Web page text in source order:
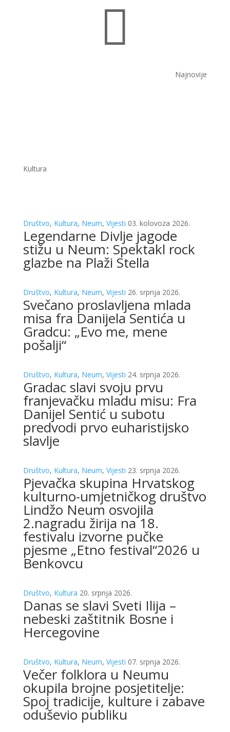

Najnovije
Kultura
Društvo, Kultura, Neum, Vijesti 03. kolovoza 2026.
Legendarne Divlje jagode
stižu u Neum: Spektakl rock
glazbe na Plaži Stella
Društvo, Kultura, Neum, Vijesti 26. srpnja 2026.
Svečano proslavljena mlada
misa fra Danijela Sentića u
Gradcu: „Evo me, mene
pošalji“
Društvo, Kultura, Neum, Vijesti 24. srpnja 2026.
Gradac slavi svoju prvu
franjevačku mladu misu: Fra
Danijel Sentić u subotu
predvodi prvo euharistijsko
slavlje
Društvo, Kultura, Neum, Vijesti 23. srpnja 2026.
Pjevačka skupina Hrvatskog
kulturno-umjetničkog društvo
Lindžo Neum osvojila
2.nagradu žirija na 18.
festivalu izvorne pučke
pjesme „Etno festival“2026 u
Benkovcu
Društvo, Kultura 20. srpnja 2026.
Danas se slavi Sveti Ilija –
nebeski zaštitnik Bosne i
Hercegovine
Društvo, Kultura, Neum, Vijesti 07. srpnja 2026.
Večer folklora u Neumu
okupila brojne posjetitelje:
Spoj tradicije, kulture i zabave
oduševio publiku